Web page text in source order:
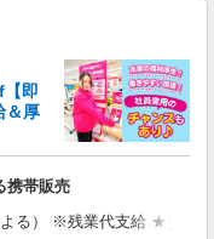
即
＆厚
携帯販売
る） ※残業代支給 ★交通